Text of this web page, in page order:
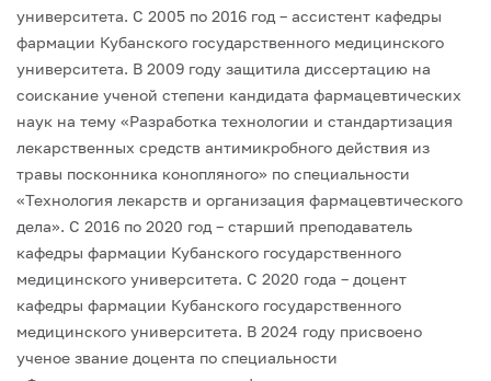
университета. С 2005 по 2016 год – ассистент кафедры
фармации Кубанского государственного медицинского
университета. В 2009 году защитила диссертацию на
соискание ученой степени кандидата фармацевтических
наук на тему «Разработка технологии и стандартизация
лекарственных средств антимикробного действия из
травы посконника конопляного» по специальности
«Технология лекарств и организация фармацевтического
дела». С 2016 по 2020 год – старший преподаватель
кафедры фармации Кубанского государственного
медицинского университета. С 2020 года – доцент
кафедры фармации Кубанского государственного
медицинского университета. В 2024 году присвоено
ученое звание доцента по специальности